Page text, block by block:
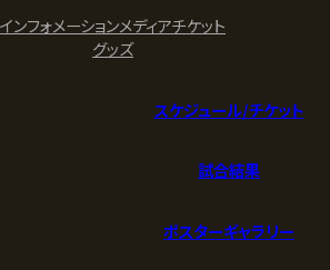
インフォメーションメディアチケット
グッズ
スケジュール/チケット
試合結果
ポスターギャラリー